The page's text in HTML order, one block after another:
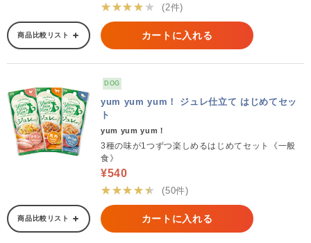
★★★★★
(2件)
商品比較リスト カートに入れる
DOG
yum yum yum！ ジュレ仕立て はじめてセッ
ト
yum yum yum！
3種の味が1つずつ楽しめるはじめてセット《一般
食》
¥540
★★★★★
(50件)
商品比較リスト カートに入れる